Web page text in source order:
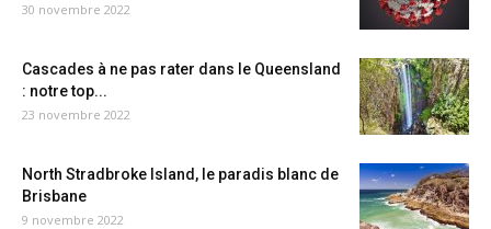
30 novembre 2022
Cascades à ne pas rater dans le Queensland
: notre top...
23 novembre 2022
North Stradbroke Island, le paradis blanc de
Brisbane
9 novembre 2022